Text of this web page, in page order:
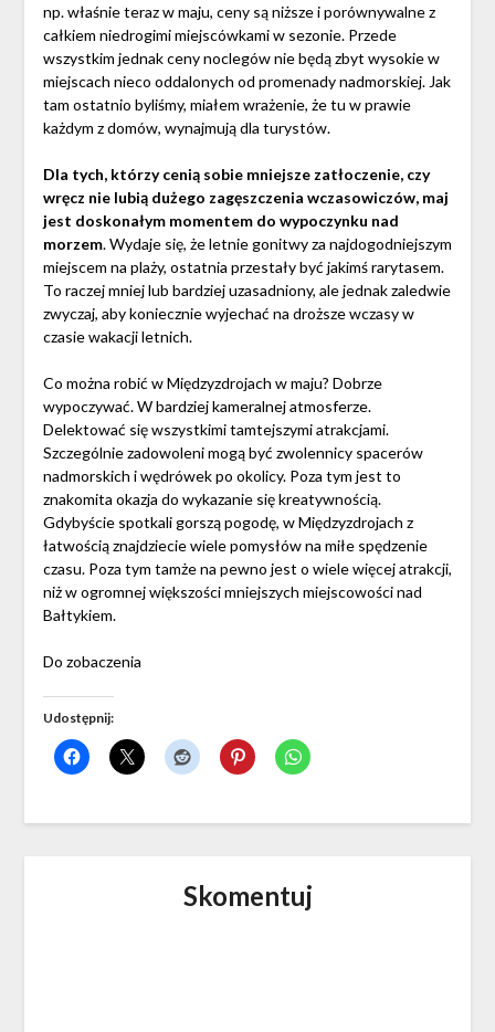
np. właśnie teraz w maju, ceny są niższe i porównywalne z
całkiem niedrogimi miejscówkami w sezonie. Przede
wszystkim jednak ceny noclegów nie będą zbyt wysokie w
miejscach nieco oddalonych od promenady nadmorskiej. Jak
tam ostatnio byliśmy, miałem wrażenie, że tu w prawie
każdym z domów, wynajmują dla turystów.
Dla tych, którzy cenią sobie mniejsze zatłoczenie, czy
wręcz nie lubią dużego zagęszczenia wczasowiczów, maj
jest doskonałym momentem do wypoczynku nad
morzem. Wydaje się, że letnie gonitwy za najdogodniejszym
miejscem na plaży, ostatnia przestały być jakimś rarytasem.
To raczej mniej lub bardziej uzasadniony, ale jednak zaledwie
zwyczaj, aby koniecznie wyjechać na droższe wczasy w
czasie wakacji letnich.
Co można robić w Międzyzdrojach w maju? Dobrze
wypoczywać. W bardziej kameralnej atmosferze.
Delektować się wszystkimi tamtejszymi atrakcjami.
Szczególnie zadowoleni mogą być zwolennicy spacerów
nadmorskich i wędrówek po okolicy. Poza tym jest to
znakomita okazja do wykazanie się kreatywnością.
Gdybyście spotkali gorszą pogodę, w Międzyzdrojach z
łatwością znajdziecie wiele pomysłów na miłe spędzenie
czasu. Poza tym tamże na pewno jest o wiele więcej atrakcji,
niż w ogromnej większości mniejszych miejscowości nad
Bałtykiem.
Do zobaczenia
Udostępnij:
Skomentuj